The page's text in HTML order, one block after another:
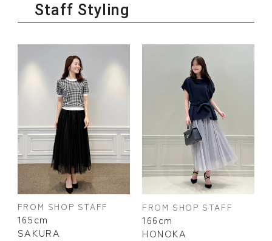
Staff Styling
FROM SHOP STAFF
165cm
SAKURA
FROM SHOP STAFF
166cm
HONOKA